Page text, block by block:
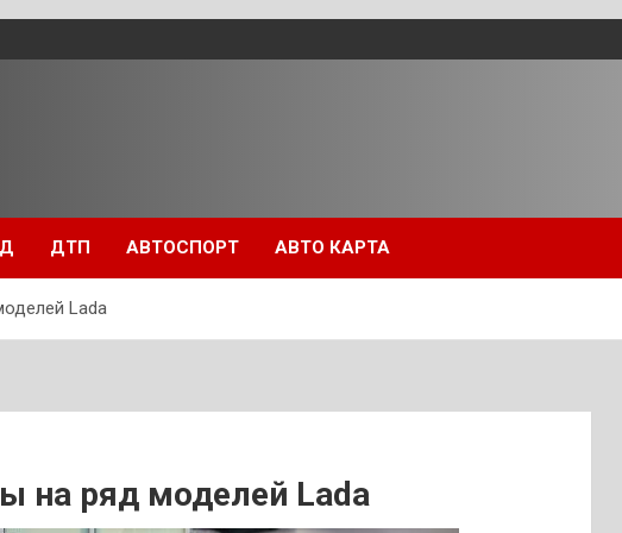
ДТП АВТОСПОРТ АВТО КАРТА
Lada
на ряд моделей Lada